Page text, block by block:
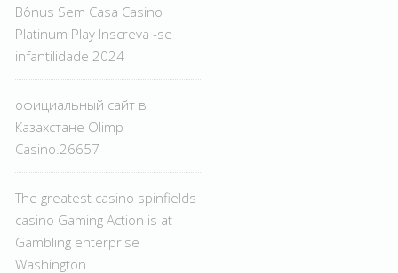
Bônus Sem Casa Casino
Platinum Play Inscreva -se
infantilidade 2024
официальный сайт в
Казахстане Olimp
Casino.26657
The greatest casino spinfields
casino Gaming Action is at
Gambling enterprise
Washington